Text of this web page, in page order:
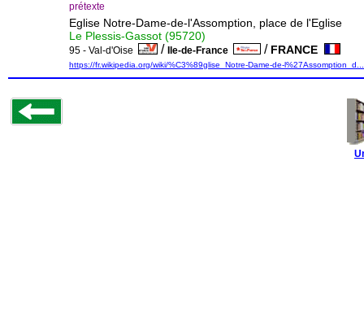
prétexte
Eglise Notre-Dame-de-l'Assomption, place de l'Eglise
Le Plessis-Gassot (95720)
95 - Val-d'Oise / Ile-de-France / FRANCE
https://fr.wikipedia.org/wiki/%C3%89glise_Notre-Dame-de-l%27Assomption_d...